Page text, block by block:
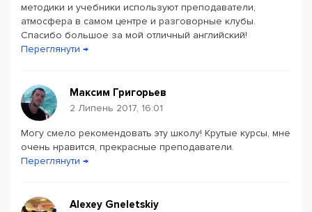
переговорів, корисний нетворкінг. Навчання може бути
індивідуальним або корпоративним.
методики и учебники используют преподаватели,
атмосфера в самом центре и разговорные клубы.
Спасибо большое за мой отличный английский!
Переглянути →
Максим Григорьев
2 Липень 2017, 16:01
Могу смело рекомендовать эту школу! Крутые курсы, мне
очень нравится, прекрасные преподаватели.
Переглянути →
Alexey Gneletskiy